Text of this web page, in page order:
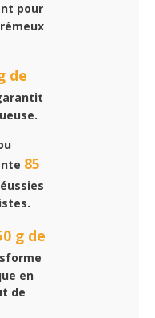
pour
de
85
g de
en
de